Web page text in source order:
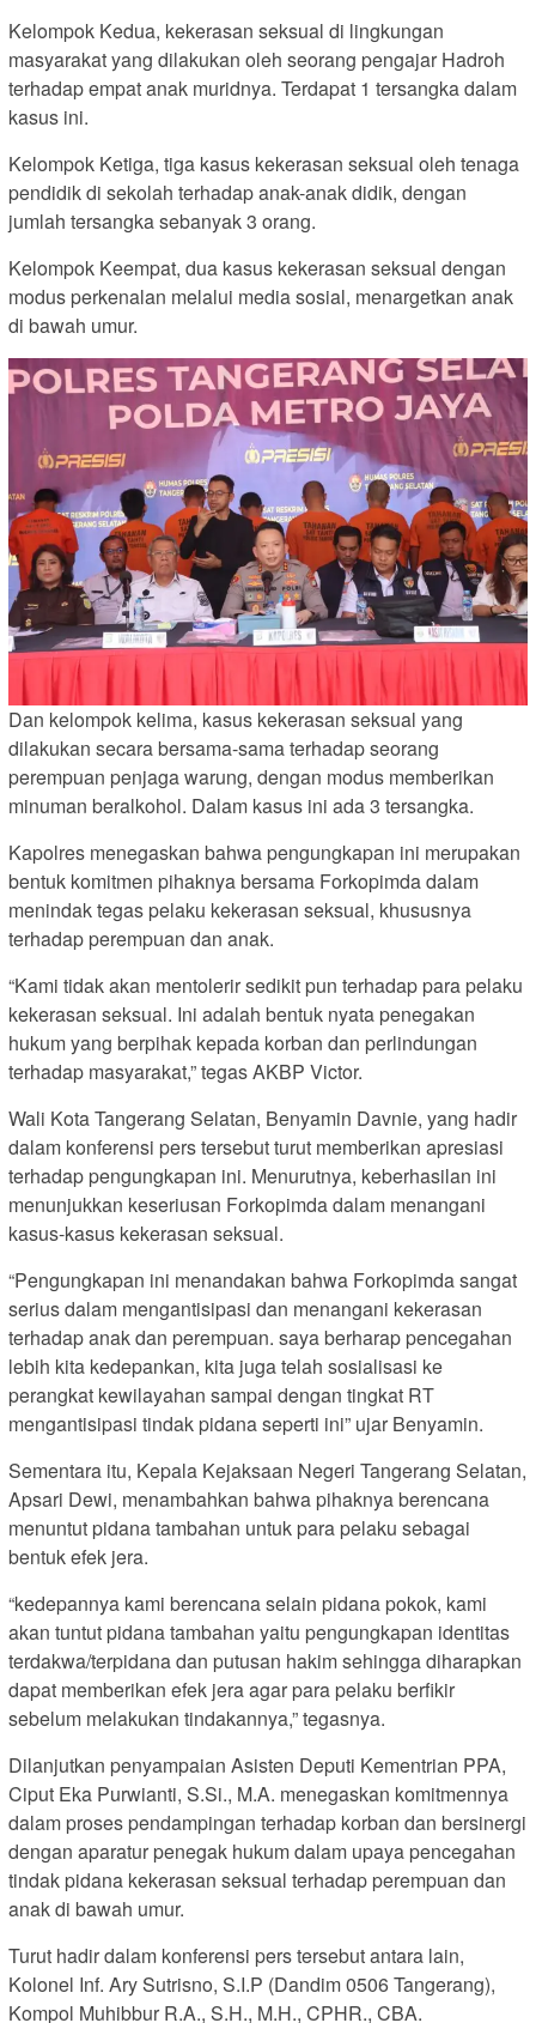
Kelompok Kedua, kekerasan seksual di lingkungan
masyarakat yang dilakukan oleh seorang pengajar Hadroh
terhadap empat anak muridnya. Terdapat 1 tersangka dalam
kasus ini.
Kelompok Ketiga, tiga kasus kekerasan seksual oleh tenaga
pendidik di sekolah terhadap anak-anak didik, dengan
jumlah tersangka sebanyak 3 orang.
Kelompok Keempat, dua kasus kekerasan seksual dengan
modus perkenalan melalui media sosial, menargetkan anak
di bawah umur.
Dan kelompok kelima, kasus kekerasan seksual yang
dilakukan secara bersama-sama terhadap seorang
perempuan penjaga warung, dengan modus memberikan
minuman beralkohol. Dalam kasus ini ada 3 tersangka.
Kapolres menegaskan bahwa pengungkapan ini merupakan
bentuk komitmen pihaknya bersama Forkopimda dalam
menindak tegas pelaku kekerasan seksual, khususnya
terhadap perempuan dan anak.
“Kami tidak akan mentolerir sedikit pun terhadap para pelaku
kekerasan seksual. Ini adalah bentuk nyata penegakan
hukum yang berpihak kepada korban dan perlindungan
terhadap masyarakat,” tegas AKBP Victor.
Wali Kota Tangerang Selatan, Benyamin Davnie, yang hadir
dalam konferensi pers tersebut turut memberikan apresiasi
terhadap pengungkapan ini. Menurutnya, keberhasilan ini
menunjukkan keseriusan Forkopimda dalam menangani
kasus-kasus kekerasan seksual.
“Pengungkapan ini menandakan bahwa Forkopimda sangat
serius dalam mengantisipasi dan menangani kekerasan
terhadap anak dan perempuan. saya berharap pencegahan
lebih kita kedepankan, kita juga telah sosialisasi ke
perangkat kewilayahan sampai dengan tingkat RT
mengantisipasi tindak pidana seperti ini” ujar Benyamin.
Sementara itu, Kepala Kejaksaan Negeri Tangerang Selatan,
Apsari Dewi, menambahkan bahwa pihaknya berencana
menuntut pidana tambahan untuk para pelaku sebagai
bentuk efek jera.
“kedepannya kami berencana selain pidana pokok, kami
akan tuntut pidana tambahan yaitu pengungkapan identitas
terdakwa/terpidana dan putusan hakim sehingga diharapkan
dapat memberikan efek jera agar para pelaku berfikir
sebelum melakukan tindakannya,” tegasnya.
Dilanjutkan penyampaian Asisten Deputi Kementrian PPA,
Ciput Eka Purwianti, S.Si., M.A. menegaskan komitmennya
dalam proses pendampingan terhadap korban dan bersinergi
dengan aparatur penegak hukum dalam upaya pencegahan
tindak pidana kekerasan seksual terhadap perempuan dan
anak di bawah umur.
Turut hadir dalam konferensi pers tersebut antara lain,
Kolonel Inf. Ary Sutrisno, S.I.P (Dandim 0506 Tangerang),
Kompol Muhibbur R.A., S.H., M.H., CPHR., CBA.